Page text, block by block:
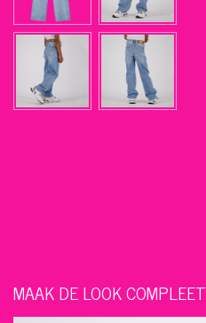
MAAK DE LOOK COMPLEET